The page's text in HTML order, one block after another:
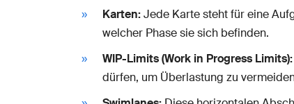
Karten:Jede Karte steht für eine
welcher Phase sie sich befinden.
WIP-Limits (Work in Progress Limits):
dürfen, um Überlastung zu